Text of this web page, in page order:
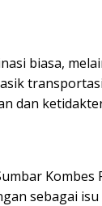
biasa,
dan
Kombes
sebagai